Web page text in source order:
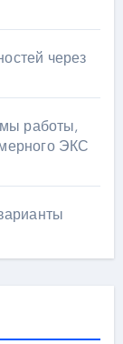
через
работы,
ЭКС